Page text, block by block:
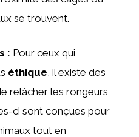
se trouvent.
: Pour ceux qui
éthique, il existe des
relâcher les rongeurs
ci sont conçues pour
tout en